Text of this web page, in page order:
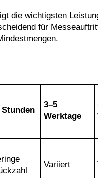
die wichtigsten
für
Stunden
3–5
Werktage
Variiert